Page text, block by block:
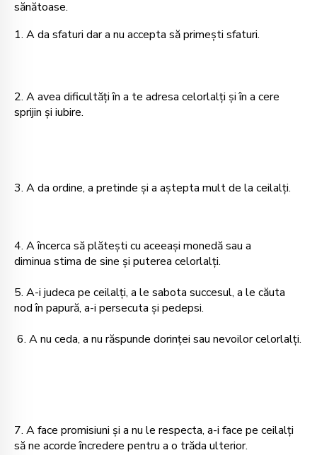
sănătoase.
1. A da sfaturi dar a nu accepta să primeşti sfaturi.
2. A avea dificultăţi în a te adresa celorlalţi şi în a cere
sprijin şi iubire.
3. A da ordine, a pretinde şi a aştepta mult de la ceilalţi.
4. A încerca să plăteşti cu aceeaşi monedă sau a
diminua stima de sine şi puterea celorlalţi.
5. A-i judeca pe ceilalţi, a le sabota succesul, a le căuta
nod în papură, a-i persecuta şi pedepsi.
6. A nu ceda, a nu răspunde dorinţei sau nevoilor celorlalţi.
7. A face promisiuni şi a nu le respecta, a-i face pe ceilalţi
să ne acorde încredere pentru a o trăda ulterior.